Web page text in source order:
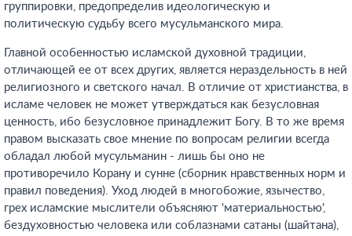
группировки, предопределив идеологическую и
политическую судьбу всего мусульманского мира.
Главной особенностью исламской духовной традиции,
отличающей ее от всех других, является нераздельность в ней
религиозного и светского начал. В отличие от христианства, в
исламе человек не может утверждаться как безусловная
ценность, ибо безусловное принадлежит Богу. В то же время
правом высказать свое мнение по вопросам религии всегда
обладал любой мусульманин - лишь бы оно не
противоречило Корану и сунне (сборник нравственных норм и
правил поведения). Уход людей в многобожие, язычество,
грех исламские мыслители объясняют 'материальностью',
бездуховностью человека или соблазнами сатаны (шайтана),